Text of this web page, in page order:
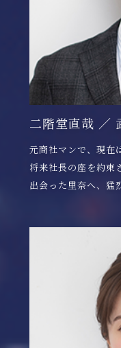
二階堂直哉 ／
元商社マンで、現在
将来社長の座を約束
出会った里奈へ、猛